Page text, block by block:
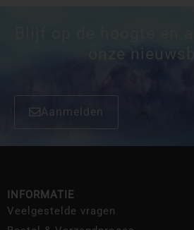
onze
Aanmelden
INFORMATIE
Veelgestelde vragen